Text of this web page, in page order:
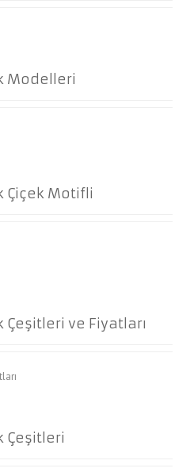
Modelleri
Çiçek Motifli
Çeşitleri ve Fiyatları
Çeşitleri